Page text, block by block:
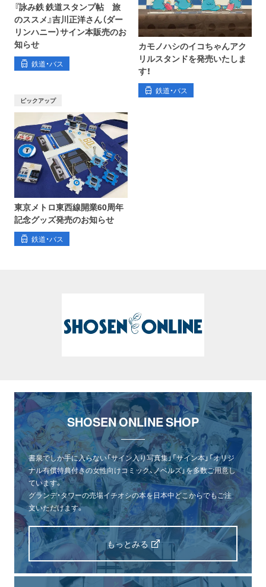
『詠み鉄 鉄道スタンプ帖 旅
のススメ』吉川正洋さん（ダー
リンハニー）サイン本販売のお
知らせ
鉄道・バス
ピックアップ
東京メトロ東西線開業60周年
記念グッズ発売のお知らせ
鉄道・バス
カモノハシのイコちゃんアク
リルスタンドを発売いたしま
す！
鉄道・バス
SHOSEN ONLINE SHOP
書泉でしか手に入らない「サイン入り写真集」「サイン本」「オリジ
ナル有償特典付きの女性向けコミック、ノベルズ」を多数ご用意し
ています。
グランデ・タワーの売場イチオシの本を日本中どこからでもご注
文いただけます。
もっとみる